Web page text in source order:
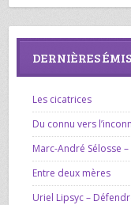
DERNIÈRES
Les cicatrices
Du connu vers
Marc-André Sélosse
Entre deux mères
Uriel Lipsyc –